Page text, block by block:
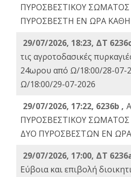
ΠΥΡΟΣΒΕΣΤΙΚΟΥ
ΠΥΡΟΣΒΕΣΤΗ ΕΝ ΩΡΑ
29/07/2026, 18:23, ΔΤ
τις αγροτοδασικές
24ωρου από Ω/18:00/28-07-
Ω/18:00/29-07-2026
29/07/2026, 17:22, 6236b ,
ΠΥΡΟΣΒΕΣΤΙΚΟΥ
ΔΥΟ ΠΥΡΟΣΒΕΣΤΩΝ ΕΝ
29/07/2026, 17:00, ΔΤ
Εύβοια και επιβολή